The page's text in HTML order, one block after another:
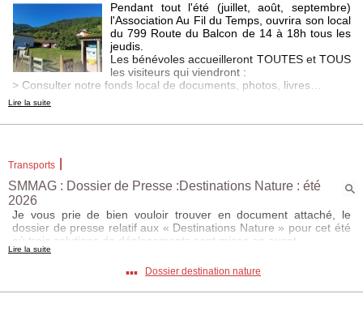
+d’infos voir lien ci dessous
Vis ma vie de bucherons
Du 15 juillet au 12 août tous les mercredis après-midi, dans les
différentes forêts du territoire, le grand public rencontre des
professionnels du milieu et découvre toutes les facettes des
métiers de la forêt : sa gestion, sa préservation et son
exploitation.
lien ci dessous
Pendant tout l'été (juillet, août, septembre)
l'Association Au Fil du Temps, ouvrira son local
du 799 Route du Balcon de 14 à 18h tous les
jeudis.
Les bénévoles accueilleront TOUTES et TOUS
les visiteurs qui viendront :
> Consulter notre fonds local de documents, photos, livres…
> Bavarder, échanger…
> Boire un rafraichissement, ou même jouer à un jeu de société,
ou tricoter … au frais pour passer un moment convivial dans un
Lire la suite
Transports
SMMAG : Dossier de Presse :Destinations Nature : été
2026
Je vous prie de bien vouloir trouver en document attaché, le
dossier de presse relatif aux « Destinations Nature » pour cet été
où trois solutions de déplacements sont mises en avant.
Lire la suite
▪▪▪ Dossier destination nature